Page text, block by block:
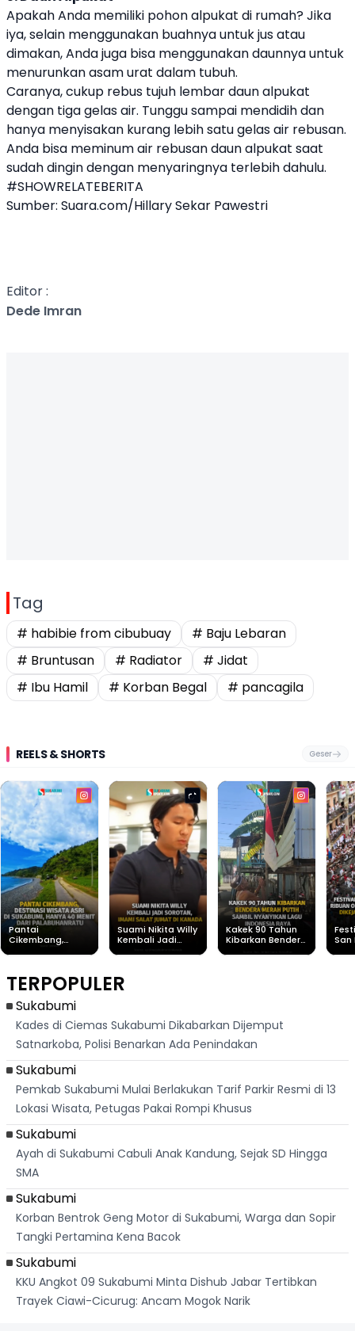
Apakah Anda memiliki pohon alpukat di rumah? Jika
iya, selain menggunakan buahnya untuk jus atau
dimakan, Anda juga bisa menggunakan daunnya untuk
menurunkan asam urat dalam tubuh.
Caranya, cukup rebus tujuh lembar daun alpukat
dengan tiga gelas air. Tunggu sampai mendidih dan
hanya menyisakan kurang lebih satu gelas air rebusan.
Anda bisa meminum air rebusan daun alpukat saat
sudah dingin dengan menyaringnya terlebih dahulu.
#SHOWRELATEBERITA
Sumber: Suara.com/Hillary Sekar Pawestri
Editor :
Dede Imran
Tag
# habibie from cibubuay
# Baju Lebaran
# Bruntusan
# Radiator
# Jidat
# Ibu Hamil
# Korban Begal # pancagila
REELS & SHORTS Geser
Pantai
Cikembang,
Dari
Palabuhanratu
Suami Nikita Willy
Kembali Jadi
Kakek 90 Tahun
Kibarkan Bendera
San
TERPOPULER
Sukabumi
Kades di Ciemas Sukabumi Dikabarkan Dijemput
Satnarkoba, Polisi Benarkan Ada Penindakan
Sukabumi
Pemkab Sukabumi Mulai Berlakukan Tarif Parkir Resmi di 13
Lokasi Wisata, Petugas Pakai Rompi Khusus
Sukabumi
Ayah di Sukabumi Cabuli Anak Kandung, Sejak SD Hingga
SMA
Sukabumi
Korban Bentrok Geng Motor di Sukabumi, Warga dan Sopir
Tangki Pertamina Kena Bacok
Sukabumi
KKU Angkot 09 Sukabumi Minta Dishub Jabar Tertibkan
Trayek Ciawi-Cicurug: Ancam Mogok Narik